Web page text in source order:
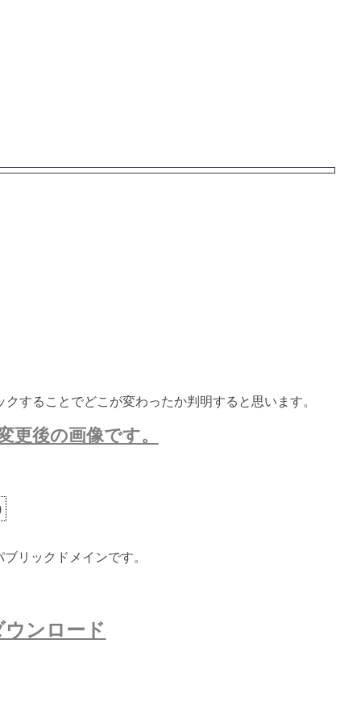
することでどこが変わったか判明すると思います。
更後の画像です。
リックドメインです。
ンロード